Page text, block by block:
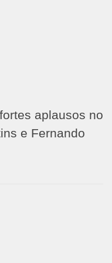
aplausos no
e Fernando